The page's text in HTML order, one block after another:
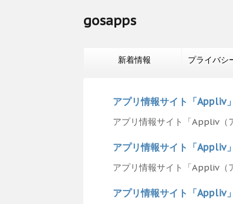
gosapps
新着情報 プライバシ
アプリ情報サイト「Appliv
アプリ情報サイト「Appliv（
アプリ情報サイト「Appliv
アプリ情報サイト「Appliv（
アプリ情報サイト「Appliv